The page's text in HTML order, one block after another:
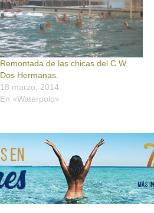
Remontada de las chicas del C.W.
Dos Hermanas.
18 marzo, 2014
En «Waterpolo»